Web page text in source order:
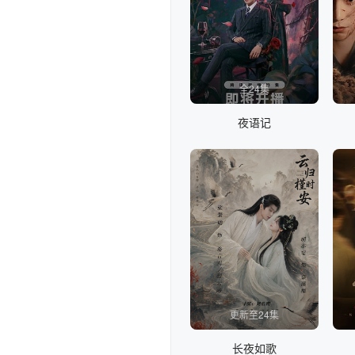
全24集
夜语记
更新至24集
长夜如歌